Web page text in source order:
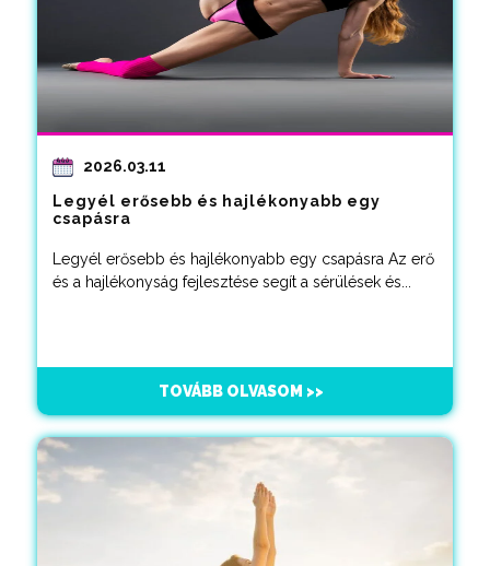
2026.03.11
Legyél erősebb és hajlékonyabb egy
csapásra
Legyél erősebb és hajlékonyabb egy csapásra Az erő
és a hajlékonyság fejlesztése segít a sérülések és...
TOVÁBB OLVASOM >>